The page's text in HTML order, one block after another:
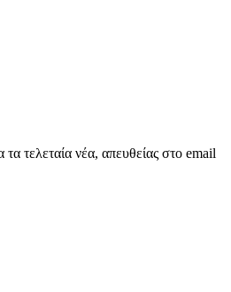
τελεταία νέα, απευθείας στο email